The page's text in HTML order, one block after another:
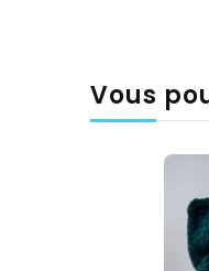
Vous